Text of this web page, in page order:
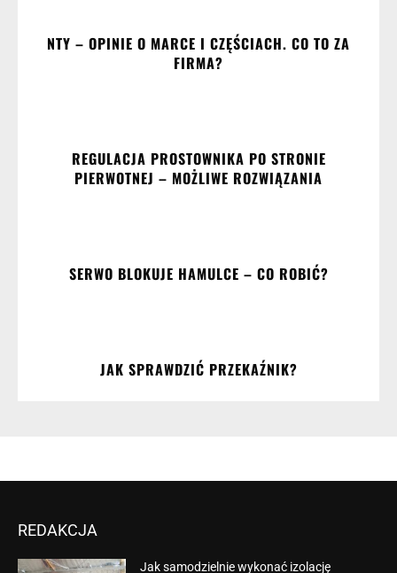
NTY – OPINIE O MARCE I CZĘŚCIACH. CO TO ZA
FIRMA?
REGULACJA PROSTOWNIKA PO STRONIE
PIERWOTNEJ – MOŻLIWE ROZWIĄZANIA
SERWO BLOKUJE HAMULCE – CO ROBIĆ?
JAK SPRAWDZIĆ PRZEKAŹNIK?
REDAKCJA
Jak samodzielnie wykonać izolację